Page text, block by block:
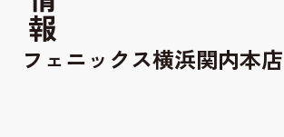
フェニックス横浜関内本店